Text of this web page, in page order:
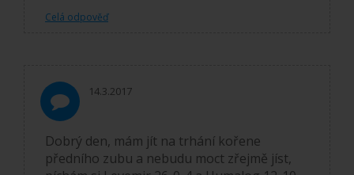
Celá odpověď
14.3.2017
Dobrý den, mám jít na trhání kořene
předního zubu a nebudu moct zřejmě jíst,